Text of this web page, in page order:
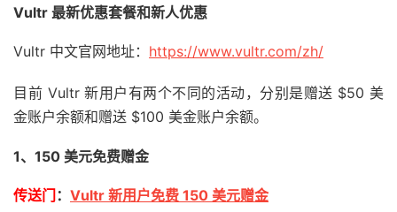
Vultr 最新优惠套餐和新人优惠
Vultr 中文官网地址： https://www.vultr.com/zh/
目前 Vultr 新用户有两个不同的活动，分别是赠送 $50 美
金账户余额和赠送 $100 美金账户余额。
1、150 美元免费赠金
传送门 ： Vultr 新用户免费 150 美元赠金